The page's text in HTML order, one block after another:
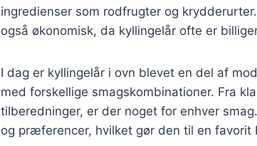
ingredienser som rodfrugter og
også økonomisk, da kyllingelår ofte er
I dag er kyllingelår i ovn blevet en del af
med forskellige smagskombinationer. Fra
tilberedninger, er der noget for enhver
og præferencer, hvilket gør den til en